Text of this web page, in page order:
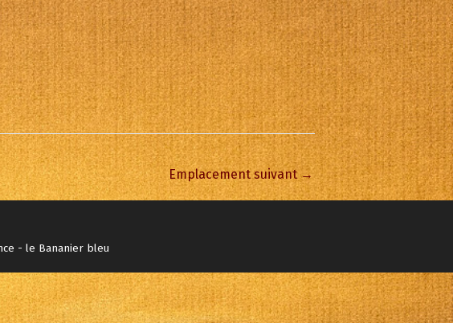
Emplacement suivant→
- le Bananier bleu